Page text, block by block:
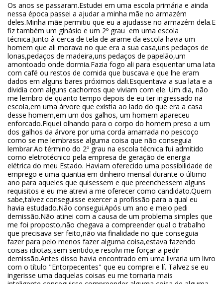
Os anos se passaram.Estudei em uma escola primária e ainda
nessa época passei a ajudar a minha mãe no armazém
deles.Minha mãe permitiu que eu a ajudasse no armazém dela.E
fiz também um ginásio e um 2º grau em uma escola
técnica.Junto à cerca de tela de arame da escola havia um
homem que ali morava no que era a sua casa,uns pedaços de
lonas,pedaços de madeira,uns pedaços de papelão,um
amontoado onde dormia.Fazia fogo ali para esquentar uma lata
com café ou restos de comida que buscava e que lhe eram
dados em alguns bares próximos dali.Esquentava a sua lata e a
dividia com alguns cachorros que viviam com ele. Um dia, não
me lembro de quanto tempo depois de eu ter ingressado na
escola,em uma árvore que existia ao lado do que era a casa
desse homem,em um dos galhos, um homem apareceu
enforcado.Fiquei olhando para o corpo do homem preso a um
dos galhos da árvore por uma corda amarrada no pescoço
como se me lembrasse alguma coisa que não conseguia
lembrar.Ao término do 2º grau na escola técnica fui admitido
como eletrotécnico pela empresa de geração de energia
elétrica do meu Estado. Haviam oferecido uma possibilidade de
emprego e uma quantia em dinheiro mensal durante o último
ano para aqueles que quisessem e que preenchessem alguns
requisitos e eu me atrevi a me oferecer como candidato.Quem
sabe,talvez conseguisse exercer a profissão para a qual eu
havia estudado.Não consegui.Após um ano e meio pedi
demissão.Não atinei com a causa de um problema simples que
me foi proposto,não chegava a compreender qual o trabalho
que precisava ser feito,não via finalidade no que conseguia
fazer para pelo menos fazer alguma coisa,estava fazendo
coisas idiotas,sem sentido,e resolvi me forçar a pedir
demissão.Antes disso havia encontrado em uma livraria um livro
com o título "Entorpecentes" que eu comprei e lí. Talvez se eu
ingerisse uma daquelas coisas eu me tornaria mais